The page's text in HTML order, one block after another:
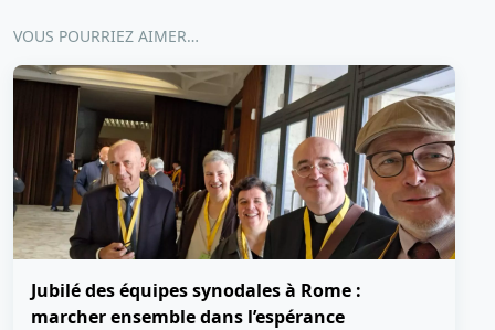
VOUS POURRIEZ AIMER…
Jubilé des équipes synodales à Rome :
marcher ensemble dans l’espérance